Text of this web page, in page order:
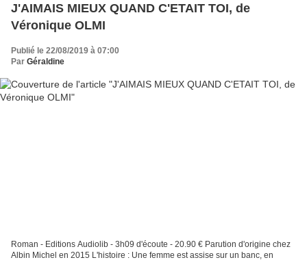
J'AIMAIS MIEUX QUAND C'ETAIT TOI, de
Véronique OLMI
Publié le 22/08/2019 à 07:00
Par Géraldine
Roman - Editions Audiolib - 3h09 d'écoute - 20.90 € Parution d'origine chez
Albin Michel en 2015 L'histoire : Une femme est assise sur un banc, en